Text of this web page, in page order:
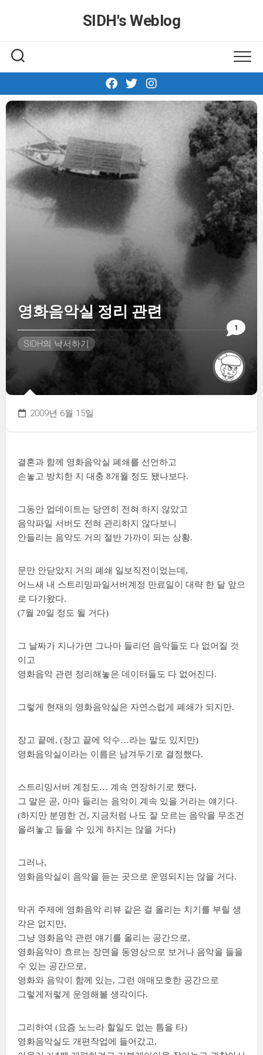
SIDH′s Weblog
1
영화음악실 정리 관련
SIDH의 낙서하기
2009년 6월 15일
결혼과 함께 영화음악실 폐쇄를 선언하고
손놓고 방치한 지 대충 8개월 정도 됐나보다.
그동안 업데이트는 당연히 전혀 하지 않았고
음악파일 서버도 전혀 관리하지 않다보니
안들리는 음악도 거의 절반 가까이 되는 상황.
문만 안닫았지 거의 폐쇄 일보직전이었는데,
어느새 내 스트리밍파일서버계정 만료일이 대략 한 달 앞으
로 다가왔다.
(7월 20일 정도 될 거다)
그 날짜가 지나가면 그나마 들리던 음악들도 다 없어질 것
이고
영화음악 관련 정리해놓은 데이터들도 다 없어진다.
그렇게 현재의 영화음악실은 자연스럽게 폐쇄가 되지만.
장고 끝에, (장고 끝에 악수…라는 말도 있지만)
영화음악실이라는 이름은 남겨두기로 결정했다.
스트리밍서버 계정도… 계속 연장하기로 했다.
그 말은 곧, 아마 들리는 음악이 계속 있을 거라는 얘기다.
(하지만 분명한 건, 지금처럼 나도 잘 모르는 음악을 무조건
올려놓고 들을 수 있게 하지는 않을 거다)
그러나,
영화음악실이 음악을 듣는 곳으로 운영되지는 않을 거다.
막귀 주제에 영화음악 리뷰 같은 걸 올리는 치기를 부릴 생
각은 없지만,
그냥 영화음악 관련 얘기를 올리는 공간으로,
영화음악이 흐르는 장면을 동영상으로 보거나 음악을 들을
수 있는 공간으로,
영화와 음악이 함께 있는, 그런 애매모호한 공간으로
그렇게저렇게 운영해볼 생각이다.
그리하여 (요즘 노느라 할일도 없는 틈을 타)
영화음악실도 개편작업에 들어갔고,